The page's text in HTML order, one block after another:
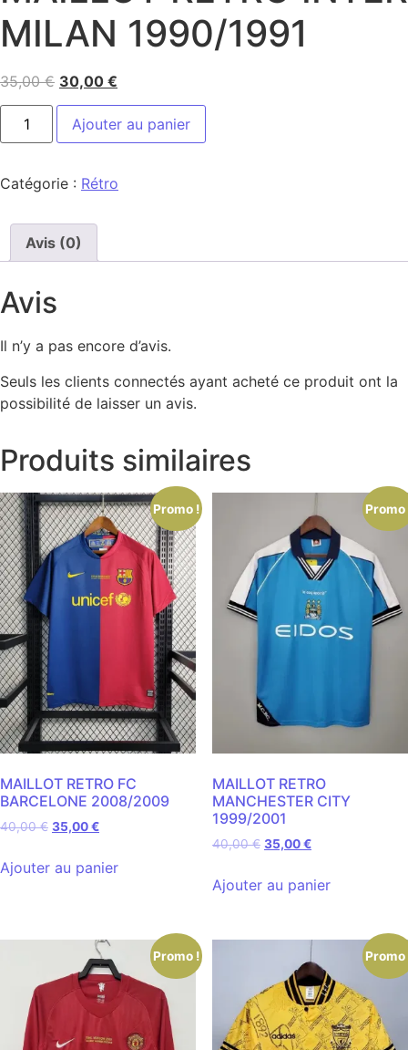
MILAN 1990/1991
35,00€ 30,00 €
Ajouter au panier
Catégorie : Rétro
Avis (0)
Avis
Il n’y a pas encore d’avis.
Seuls les clients connectés ayant acheté ce produit ont la
possibilité de laisser un avis.
Produits similaires
Promo !
MAILLOT RETRO FC
BARCELONE 2008/2009
40,00€ 35,00€
Ajouter au panier
Promo
MAILLOT RETRO
MANCHESTER CITY
1999/2001
40,00€ 35,00€
Ajouter au panier
Promo ! Promo